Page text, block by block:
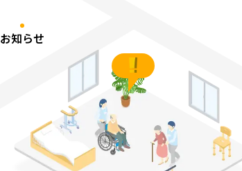
お知らせ